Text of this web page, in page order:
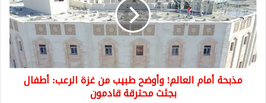
وأوضح
طبيب
من
غزة
الرعب:
أطفال
بجثثمذبحة أمام العالم! وأوضح طبيب من غزة الرعب: أطفال
بجثث محترقة قادمون